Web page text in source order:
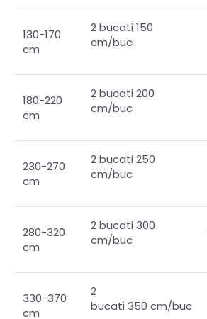
130-170
cm
2 bucati 150
cm/buc
180-220
cm
2 bucati 200
cm/buc
230-270
cm
2 bucati 250
cm/buc
280-320
cm
2 bucati 300
cm/buc
330-370
cm
2
bucati 350 cm/buc